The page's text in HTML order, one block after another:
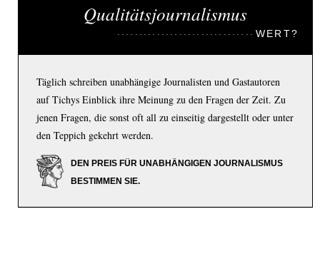
Qualitätsjournalismus
WERT?
Täglich schreiben unabhängige Journalisten und Gastautoren
auf Tichys Einblick ihre Meinung zu den Fragen der Zeit. Zu
jenen Fragen, die sonst oft all zu einseitig dargestellt oder unter
den Teppich gekehrt werden.
DEN PREIS FÜR UNABHÄNGIGEN JOURNALISMUS
BESTIMMEN SIE.